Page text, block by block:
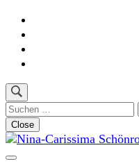
Skip
content
(Press
Suchen
nach:
Close